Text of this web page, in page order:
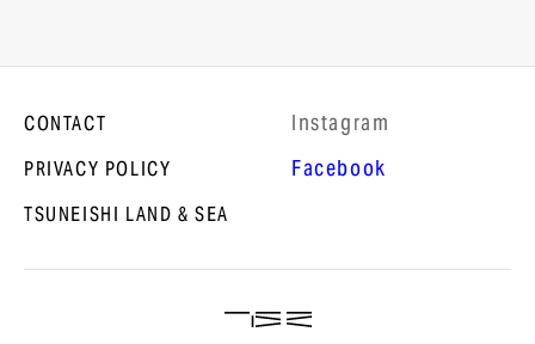
CONTACT
PRIVACY POLICY
TSUNEISHI LAND & SEA
lnstagram
Facebook